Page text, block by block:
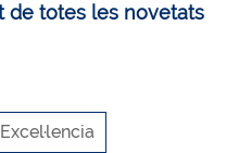
de totes les novetats
Excel·lencia